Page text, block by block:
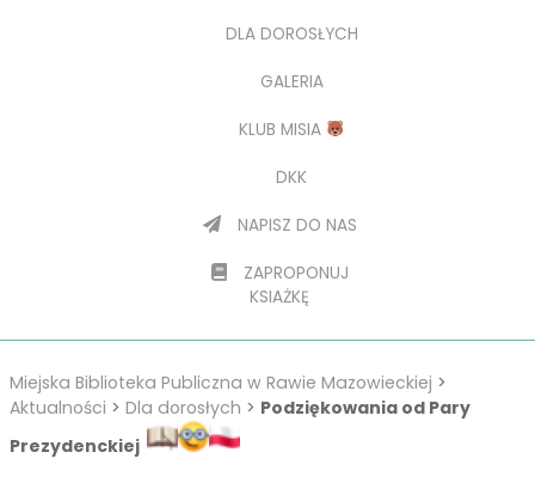
DLA DOROSŁYCH
GALERIA
KLUB MISIA
DKK
NAPISZ DO NAS
ZAPROPONUJ
KSIAŻKĘ
Miejska Biblioteka Publiczna w Rawie Mazowieckiej >
Aktualności > Dla dorosłych > Podziękowania od Pary
Prezydenckiej